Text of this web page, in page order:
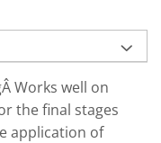
Works well on
the final stages
application of